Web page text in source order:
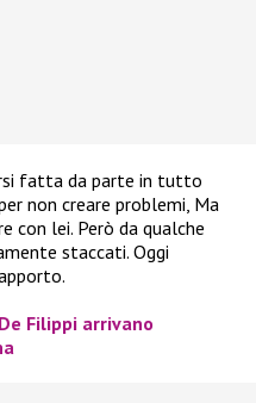
fatta da parte in tutto
non creare problemi, Ma
con lei. Però da qualche
staccati. Oggi
Filippi arrivano